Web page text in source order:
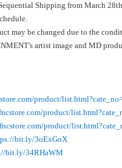
Shipping from March
may be changed due to the
artist image and MD
product/
product/
product/
bit.ly/3oExGoX
bit.ly/34RHaWM